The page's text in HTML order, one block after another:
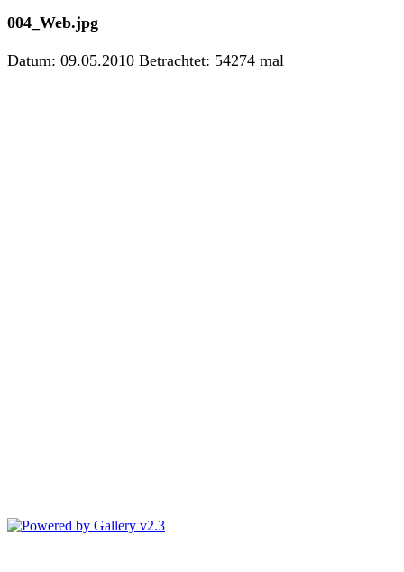
004_Web.jpg
Datum: 09.05.2010 Betrachtet: 54274 mal